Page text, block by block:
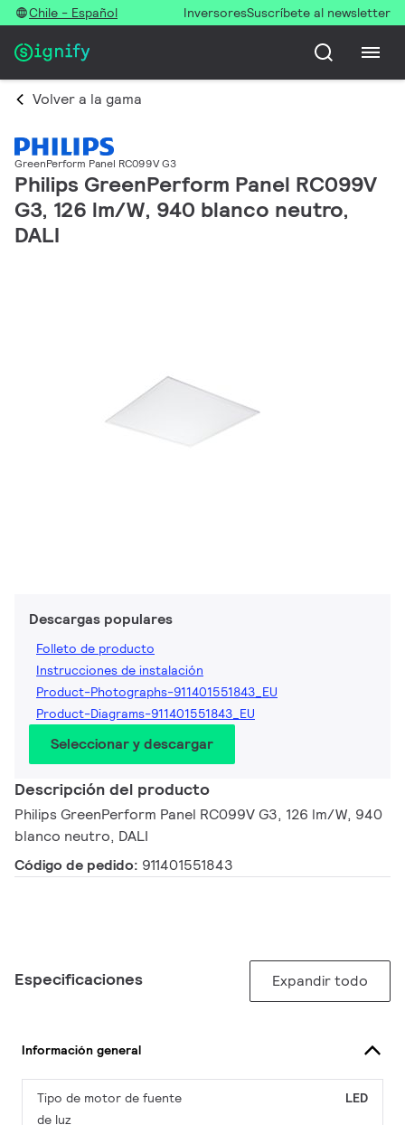
Chile - Español InversoresSuscríbete al newsletter
Volver a la gama
GreenPerform Panel RC099V G3
Philips GreenPerform Panel RC099V
G3, 126 lm/W, 940 blanco neutro,
DALI
Descargas populares
Folleto de producto
Instrucciones de instalación
Product-Photographs-911401551843_EU
Product-Diagrams-911401551843_EU
Seleccionar y descargar
Descripción del producto
Philips GreenPerform Panel RC099V G3, 126 lm/W, 940
blanco neutro, DALI
Código de pedido: 911401551843
Especificaciones Expandir todo
Información general
Tipo de motor de fuente
de luz
LED